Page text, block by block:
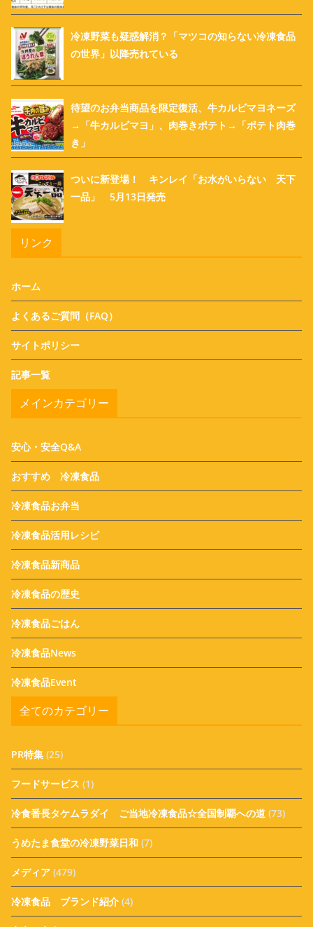
冷凍野菜も疑惑解消？「マツコの知らない冷凍食品
の世界」以降売れている
待望のお弁当商品を限定復活、牛カルビマヨネーズ
→「牛カルビマヨ」、肉巻きポテト→「ポテト肉巻
き」
ついに新登場！ キンレイ「お水がいらない 天下
一品」 5月13日発売
リンク
ホーム
よくあるご質問（FAQ）
サイトポリシー
記事一覧
メインカテゴリー
安心・安全Q&A
おすすめ 冷凍食品
冷凍食品お弁当
冷凍食品活用レシピ
冷凍食品新商品
冷凍食品の歴史
冷凍食品ごはん
冷凍食品News
冷凍食品Event
全てのカテゴリー
PR特集 (25)
フードサービス (1)
冷食番長タケムラダイ ご当地冷凍食品☆全国制覇への道 (73)
うめたま食堂の冷凍野菜日和 (7)
メディア (479)
冷凍食品 ブランド紹介 (4)